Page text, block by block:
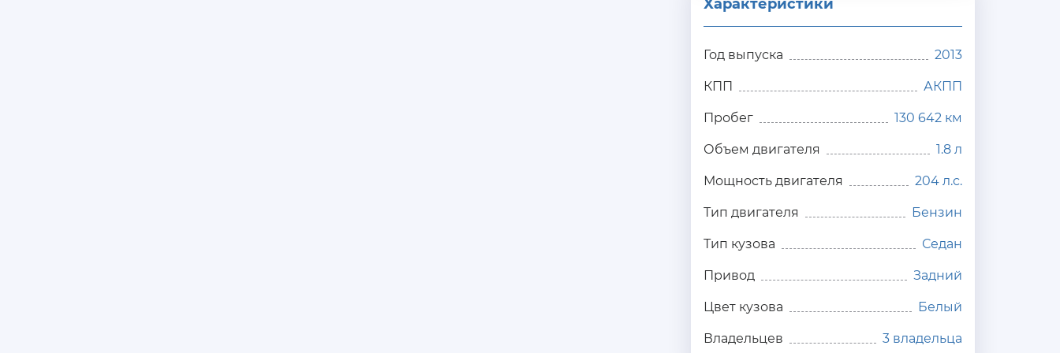
Характеристики
Год выпуска 2013
КПП АКПП
Пробег 130 642 км
Объем двигателя 1.8 л
Мощность двигателя 204 л.с.
Тип двигателя Бензин
Тип кузова Седан
Привод Задний
Цвет кузова Белый
Владельцев 3 владельца